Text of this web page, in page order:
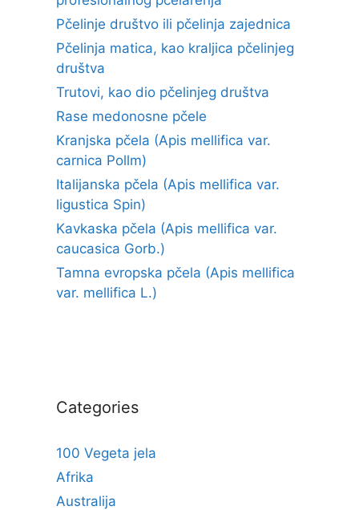
Pčelinje društvo ili pčelinja zajednica
Pčelinja matica, kao kraljica pčelinjeg
društva
Trutovi, kao dio pčelinjeg društva
Rase medonosne pčele
Kranjska pčela (Apis mellifica var.
carnica Pollm)
Italijanska pčela (Apis mellifica var.
ligustica Spin)
Kavkaska pčela (Apis mellifica var.
caucasica Gorb.)
Tamna evropska pčela (Apis mellifica
var. mellifica L.)
Categories
100 Vegeta jela
Afrika
Australija